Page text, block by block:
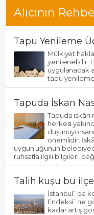
Alıcının
Tapu Yenileme
Mülkiyet
yenilenebilir.
uygulanacak
tapu yenileme
Tapuda İskan
Tapuda iskân
herkesi
önemlidir.
uygunluğunun
ruhsatla ilgili bilgileri,
Talih kuşu bu
İstanbul`da
Endeksi`ne
kadar artış